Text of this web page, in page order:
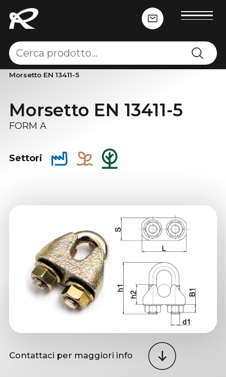
Home - Accessori per fune - Morsetti -
Morsetto EN 13411-5
Morsetto EN 13411-5
FORM A
Settori
Contattaci per maggiori info